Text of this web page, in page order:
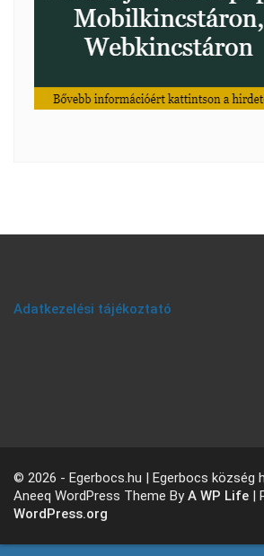
Adatkezelési tájékoztató
© 2026 - Egerbocs.hu | Egerbocs község
Aneeq WordPress Theme ByA WP Life |
WordPress.org